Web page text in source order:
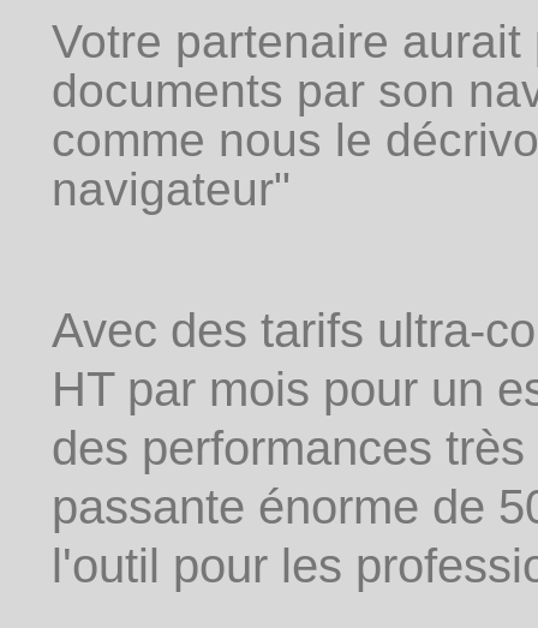
Votre partenaire
documents par son
comme nous le
navigateur"
Avec des tarifs ultra-
HT par mois pour un
des performances
passante énorme de
l'outil pour les